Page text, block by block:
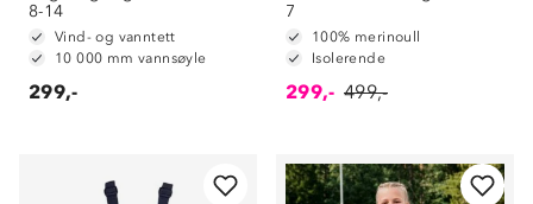
8-14
Vind- og vanntett
10 000 mm vannsøyle
299,-
7
100% merinoull
Isolerende
299,- 499,-